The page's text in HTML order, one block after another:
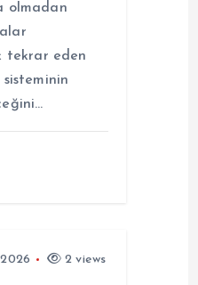
olmadan
tekrar eden
sisteminin
2 views